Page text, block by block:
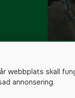
webbplats skall
annonsering.